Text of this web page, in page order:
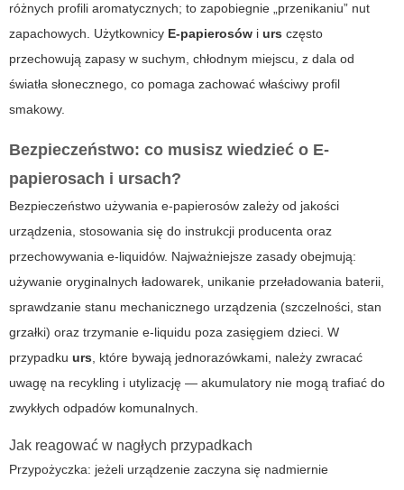
różnych profili aromatycznych; to zapobiegnie „przenikaniu” nut
zapachowych. Użytkownicy E-papierosów i urs często
przechowują zapasy w suchym, chłodnym miejscu, z dala od
światła słonecznego, co pomaga zachować właściwy profil
smakowy.
Bezpieczeństwo: co musisz wiedzieć o E-
papierosach i ursach?
Bezpieczeństwo używania e-papierosów zależy od jakości
urządzenia, stosowania się do instrukcji producenta oraz
przechowywania e-liquidów. Najważniejsze zasady obejmują:
używanie oryginalnych ładowarek, unikanie przeładowania baterii,
sprawdzanie stanu mechanicznego urządzenia (szczelności, stan
grzałki) oraz trzymanie e-liquidu poza zasięgiem dzieci. W
przypadku urs, które bywają jednorazówkami, należy zwracać
uwagę na recykling i utylizację — akumulatory nie mogą trafiać do
zwykłych odpadów komunalnych.
Jak reagować w nagłych przypadkach
Przypożyczka: jeżeli urządzenie zaczyna się nadmiernie